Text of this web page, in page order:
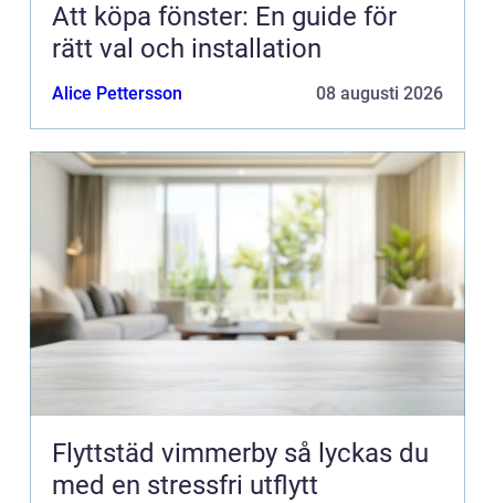
Att köpa fönster: En guide för
rätt val och installation
Alice Pettersson 08 augusti 2026
Flyttstäd vimmerby så lyckas du
med en stressfri utflytt